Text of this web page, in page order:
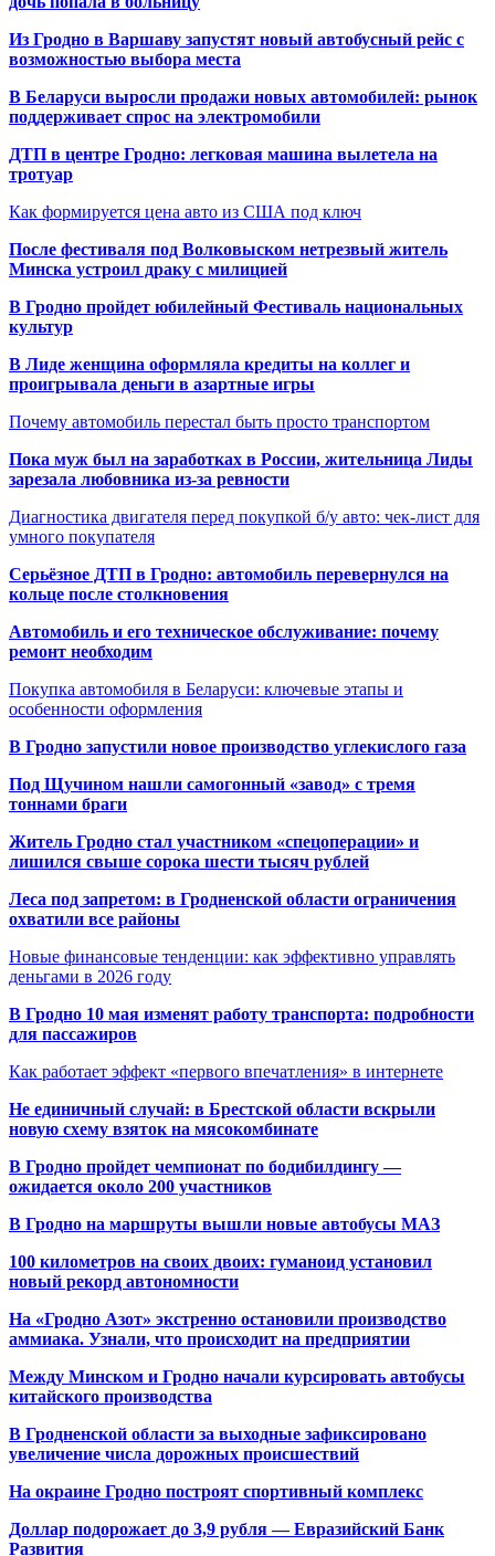
Из Гродно в Варшаву запустят новый автобусный рейс с
возможностью выбора места
В Беларуси выросли продажи новых автомобилей: рынок
поддерживает спрос на электромобили
ДТП в центре Гродно: легковая машина вылетела на
тротуар
Как формируется цена авто из США под ключ
После фестиваля под Волковыском нетрезвый житель
Минска устроил драку с милицией
В Гродно пройдет юбилейный Фестиваль национальных
культур
В Лиде женщина оформляла кредиты на коллег и
проигрывала деньги в азартные игры
Почему автомобиль перестал быть просто транспортом
Пока муж был на заработках в России, жительница Лиды
зарезала любовника из-за ревности
Диагностика двигателя перед покупкой б/у авто: чек-лист для
умного покупателя
Серьёзное ДТП в Гродно: автомобиль перевернулся на
кольце после столкновения
Автомобиль и его техническое обслуживание: почему
ремонт необходим
Покупка автомобиля в Беларуси: ключевые этапы и
особенности оформления
В Гродно запустили новое производство углекислого газа
Под Щучином нашли самогонный «завод» с тремя
тоннами браги
Житель Гродно стал участником «спецоперации» и
лишился свыше сорока шести тысяч рублей
Леса под запретом: в Гродненской области ограничения
охватили все районы
Новые финансовые тенденции: как эффективно управлять
деньгами в 2026 году
В Гродно 10 мая изменят работу транспорта: подробности
для пассажиров
Как работает эффект «первого впечатления» в интернете
Не единичный случай: в Брестской области вскрыли
новую схему взяток на мясокомбинате
В Гродно пройдет чемпионат по бодибилдингу —
ожидается около 200 участников
В Гродно на маршруты вышли новые автобусы МАЗ
100 километров на своих двоих: гуманоид установил
новый рекорд автономности
На «Гродно Азот» экстренно остановили производство
аммиака. Узнали, что происходит на предприятии
Между Минском и Гродно начали курсировать автобусы
китайского производства
В Гродненской области за выходные зафиксировано
увеличение числа дорожных происшествий
На окраине Гродно построят спортивный комплекс
Доллар подорожает до 3,9 рубля — Евразийский Банк
Развития